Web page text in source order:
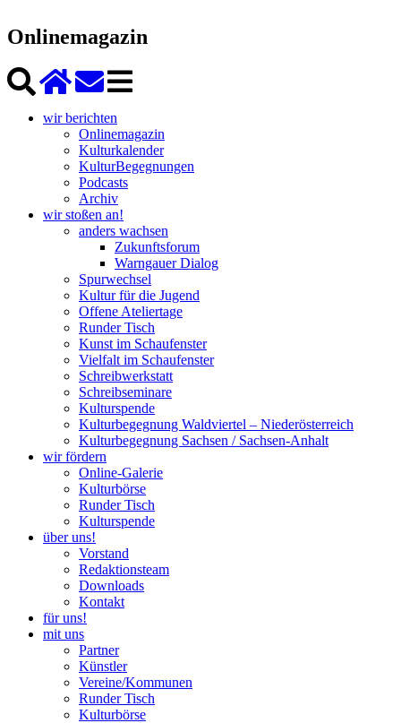
Onlinemagazin
wir berichten
Onlinemagazin
Kulturkalender
KulturBegegnungen
Podcasts
Archiv
wir stoßen an!
anders wachsen
Zukunftsforum
Warngauer Dialog
Spurwechsel
Kultur für die Jugend
Offene Ateliertage
Runder Tisch
Kunst im Schaufenster
Vielfalt im Schaufenster
Schreibwerkstatt
Schreibseminare
Kulturspende
Kulturbegegnung Waldviertel – Niederösterreich
Kulturbegegnung Sachsen / Sachsen-Anhalt
wir fördern
Online-Galerie
Kulturbörse
Runder Tisch
Kulturspende
über uns!
Vorstand
Redaktionsteam
Downloads
Kontakt
für uns!
mit uns
Partner
Künstler
Vereine/Kommunen
Runder Tisch
Kulturbörse